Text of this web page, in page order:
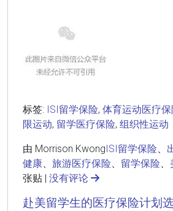
标签: ISI留学保险, 体育运动医疗保
限运动, 留学医疗保险, 组织性运动
由 Morrison Kwong ISI留学保险、
健康、 旅游医疗保险、 留学保险、
张贴 | 没有评论
赴美留学生的医疗保险计划